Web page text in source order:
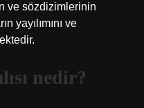
ve sözdizimlerinin
yayılımını ve
nedir?